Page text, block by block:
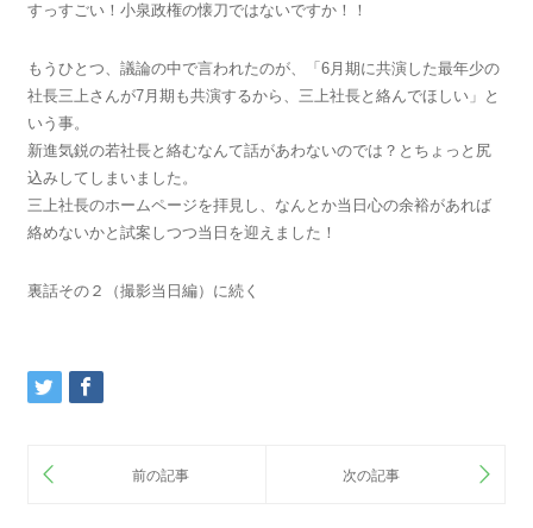
すっすごい！小泉政権の懐刀ではないですか！！
もうひとつ、議論の中で言われたのが、「6月期に共演した最年少の
社長三上さんが7月期も共演するから、三上社長と絡んでほしい」と
いう事。
新進気鋭の若社長と絡むなんて話があわないのでは？とちょっと尻
込みしてしまいました。
三上社長のホームページを拝見し、なんとか当日心の余裕があれば
絡めないかと試案しつつ当日を迎えました！
裏話その２（撮影当日編）に続く